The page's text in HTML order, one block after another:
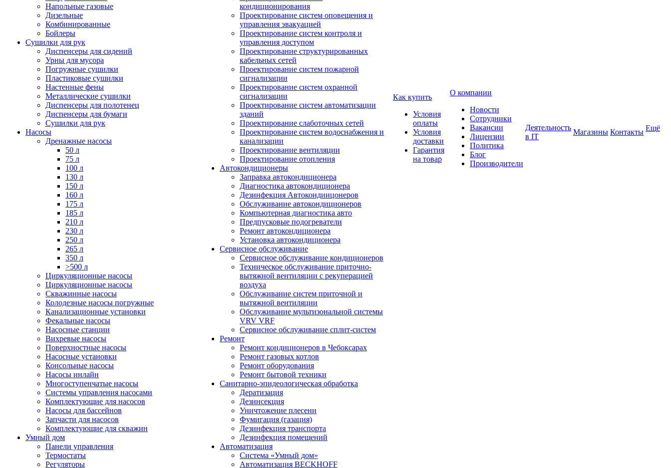
Напольные газовые
Дизельные
Комбинированные
Бойлеры
Сушилки для рук
Диспенсеры для сидений
Урны для мусора
Погружные сушилки
Пластиковые сушилки
Настенные фены
Металлические сушилки
Диспенсеры для полотенец
Диспенсеры для бумаги
Сушилки для рук
Насосы
Дренажные насосы
50 л
75 л
100 л
130 л
150 л
160 л
175 л
185 л
210 л
230 л
250 л
265 л
350 л
>500 л
Циркуляционные насосы
Циркуляционные насосы
Скважинные насосы
Колодезные насосы погружные
Канализационные установки
Фекальные насосы
Насосные станции
Вихревые насосы
Поверхностные насосы
Насосные установки
Консольные насосы
Насосы инлайн
Многоступенчатые насосы
Системы управления насосами
Комплектующие для насосов
Насосы для бассейнов
Запчасти для насосов
Комплектующие для скважин
Умный дом
Панели управления
Термостаты
Регуляторы
кондиционирования
Проектирование систем оповещения и
управления эвакуацией
Проектирование систем контроля и
управления доступом
Проектирование структурированных
кабельных сетей
Проектирование систем пожарной
сигнализации
Проектирование систем охранной
сигнализации
Проектирование систем автоматизации
зданий
Проектирование слаботочных сетей
Проектирование систем водоснабжения и
канализации
Проектирование вентиляции
Проектирование отопления
Автокондиционеры
Заправка автокондиционера
Диагностика автокондиционера
Дезинфекция Автокондиицонеров
Обслуживание автокондиционеров
Компьютерная диагностика авто
Предпусковые подогреватели
Ремонт автокондиционера
Установка автокондиционера
Сервисное обслуживание
Сервисное обслуживание кондиционеров
Техническое обслуживание приточно-
вытяжной вентиляции с рекуперацией
воздуха
Обслуживание систем приточной и
вытяжной вентиляции
Обслуживание мультизональной системы
VRV VRF
Сервисное обслуживание сплит-систем
Ремонт
Ремонт кондиционеров в Чебоксарах
Ремонт газовых котлов
Ремонт оборудования
Ремонт бытовой техники
Санитарно-эпидеологическая обработка
Дератизация
Дезинсекция
Уничтожение плесени
Фумигация (газация)
Дезинфекция транспорта
Дезинфекция помещений
Автоматизация
Система «Умный дом»
Автоматизация BECKHOFF
Как купить
Условия
оплаты
Условия
доставки
Гарантия
на товар
О компании
Новости
Сотрудники
Вакансии
Лицензии
Политика
Блог
Производители
Деятельность
в IT
Магазины Контакты Ещё